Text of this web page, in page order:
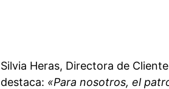
Silvia Heras, Directora de
destaca: «Para nosotros, el